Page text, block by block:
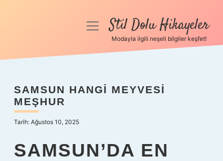
Anasayfa
Yasal Uyarı
Hakkımızda
menüyüStil Dolu Hikayeler
Modayla ilgili neşeli bilgiler keşfet!
SAMSUN HANGI MEYVESI
MEŞHUR
Tarih: Ağustos 10, 2025
SAMSUN’DA EN